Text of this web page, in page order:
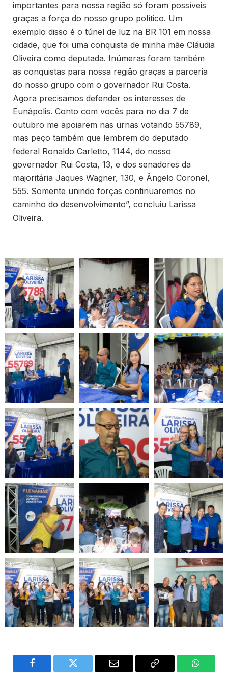
importantes para nossa região só foram possíveis
graças a força do nosso grupo político. Um
exemplo disso é o túnel de luz na BR 101 em nossa
cidade, que foi uma conquista de minha mãe Cláudia
Oliveira como deputada. Inúmeras foram também
as conquistas para nossa região graças a parceria
do nosso grupo com o governador Rui Costa.
Agora precisamos defender os interesses de
Eunápolis. Conto com vocês para no dia 7 de
outubro me apoiarem nas urnas votando 55789,
mas peço também que lembrem do deputado
federal Ronaldo Carletto, 1144, do nosso
governador Rui Costa, 13, e dos senadores da
majoritária Jaques Wagner, 130, e Ângelo Coronel,
555. Somente unindo forças continuaremos no
caminho do desenvolvimento”, concluiu Larissa
Oliveira.
Facebook Twitter Email
Copy